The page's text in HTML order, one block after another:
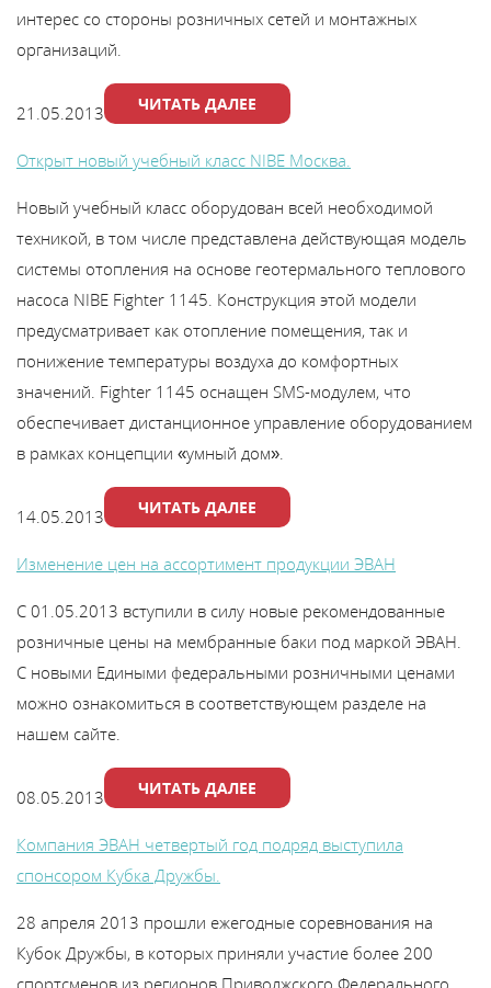
интерес со стороны розничных сетей и монтажных
организаций.
21.05.2013 ЧИТАТЬ ДАЛЕЕ
Открыт новый учебный класс NIBE Москва.
Новый учебный класс оборудован всей необходимой
техникой, в том числе представлена действующая модель
системы отопления на основе геотермального теплового
насоса NIBE Fighter 1145. Конструкция этой модели
предусматривает как отопление помещения, так и
понижение температуры воздуха до комфортных
значений. Fighter 1145 оснащен SMS-модулем, что
обеспечивает дистанционное управление оборудованием
в рамках концепции «умный дом».
14.05.2013 ЧИТАТЬ ДАЛЕЕ
Изменение цен на ассортимент продукции ЭВАН
С 01.05.2013 вступили в силу новые рекомендованные
розничные цены на мембранные баки под маркой ЭВАН.
С новыми Едиными федеральными розничными ценами
можно ознакомиться в соответствующем разделе на
нашем сайте.
08.05.2013 ЧИТАТЬ ДАЛЕЕ
Компания ЭВАН четвертый год подряд выступила
спонсором Кубка Дружбы.
28 апреля 2013 прошли ежегодные соревнования на
Кубок Дружбы, в которых приняли участие более 200
спортсменов из регионов Приволжского Федерального